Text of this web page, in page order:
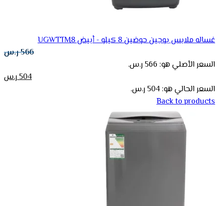
غساله ملابس يوجين حوضين 8 كيلو - أبيض UGWTTM8
566ر.س
السعر الأصلي هو: 566 ر.س.
504ر.س
السعر الحالي هو: 504 ر.س.
Back to products